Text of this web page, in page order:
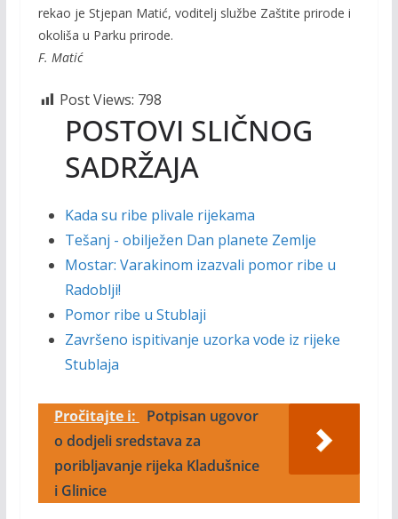
rekao je Stjepan Matić, voditelj službe Zaštite prirode i
okoliša u Parku prirode.
F. Matić
Post Views: 798
POSTOVI SLIČNOG
SADRŽAJA
Kada su ribe plivale rijekama
Tešanj - obilježen Dan planete Zemlje
Mostar: Varakinom izazvali pomor ribe u
Radoblji!
Pomor ribe u Stublaji
Završeno ispitivanje uzorka vode iz rijeke
Stublaja
Pročitajte i:
Potpisan ugovor
o dodjeli sredstava za
poribljavanje rijeka Kladušnice
i Glinice